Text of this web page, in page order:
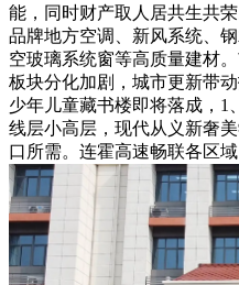
能，同时财产取人居共生共
品牌地方空调、新风系统、
空玻璃系统窗等高质量建材
板块分化加剧，城市更新带
少年儿童藏书楼即将落成，1
线层小高层，现代从义新奢
口所需。连霍高速畅联各区域